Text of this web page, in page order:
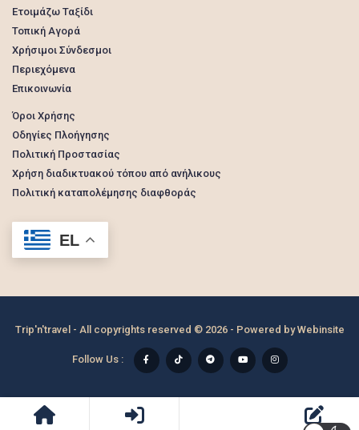
Ετοιμάζω Ταξίδι
Τοπική Αγορά
Χρήσιμοι Σύνδεσμοι
Περιεχόμενα
Επικοινωνία
Όροι Χρήσης
Οδηγίες Πλοήγησης
Πολιτική Προστασίας
Χρήση διαδικτυακού τόπου από ανήλικους
Πολιτική καταπολέμησης διαφθοράς
EL
Trip'n'travel - All copyrights reserved © 2026 - Powered byWebinsite
Follow Us :